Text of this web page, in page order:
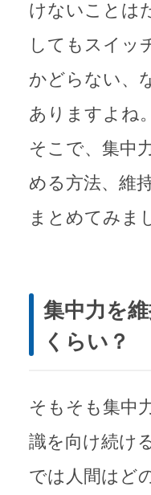
けないことは
してもスイッ
かどらない、
ありますよね。
そこで、集中
める方法、維
まとめてみま
集中力を
くらい？
そもそも集中
識を向け続け
では人間はど